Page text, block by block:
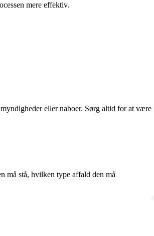
mere effektiv.
eller naboer. Sørg altid for at være
må stå, hvilken type affald den må